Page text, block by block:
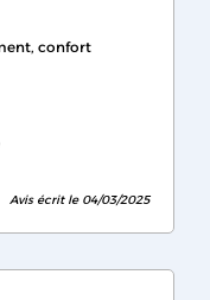
confort
Avis écrit le 04/03/2025